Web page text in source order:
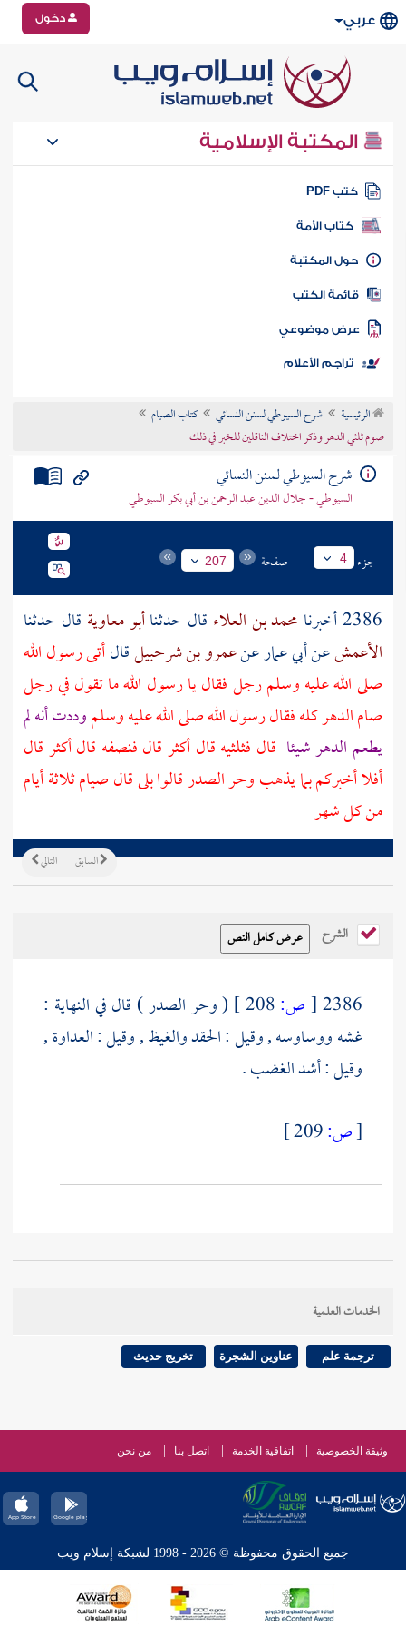
عربي دخول
المكتبة الإسلامية
كتب PDF
كتاب الأمة
المكتبة
الكتب
موضوعي
تراجم الأعلام
الرئيسية شرح السيوطي لسنن النسائي
كتاب الصيام
صوم ثلثي الدهر وذكر اختلاف الناقلين للخبر في ذلك
شرح السيوطي لسنن النسائي
السيوطي - جلال الدين عبد الرحمن بن أبي بكر السيوطي
جزء 4 صفحة 207
2386 أخبرنا محمد بن العلاء قال حدثناأبو معاوية قال حدثنا
الأعمشعنأبي عمارعنعمرو بن شرحبيلقالأتى رسول الله
صلى الله عليه وسلم رجل فقال يا رسول الله ما تقول في رجل
صام الدهر كله فقال رسول الله صلى الله عليه وسلموددت أنه لم
يطعم الدهر شيئا قال فثلثيه قال أكثر قال فنصفه قال أكثر قال
أفلا أخبركم بما يذهب وحر الصدر قالوا بلى قال صيام ثلاثة أيام
من كل شهر
التالي السابق
الشرح
2386
[ص:
( وحر الصدر ) قال في النهاية :
غشه ووساوسه , وقيل : الحقد والغيظ , وقيل : العداوة ,
وقيل : أشد الغضب .
[ص:
الخدمات العلمية
ترجمة علم عناوين الشجرة تخريج حديث
وثيقة الخصوصية اتفاقية الخدمة اتصل بنا من نحن
جميع الحقوق محفوظة © 2026 - 1998 لشبكة إسلام ويب